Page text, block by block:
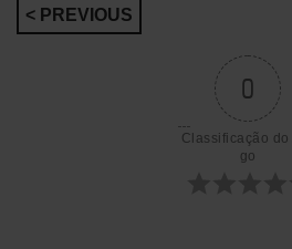
Navegação
< PREVIOUS
0
Classificação do
go